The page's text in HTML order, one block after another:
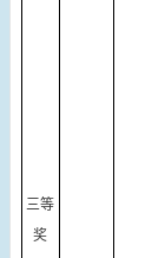
三等
奖